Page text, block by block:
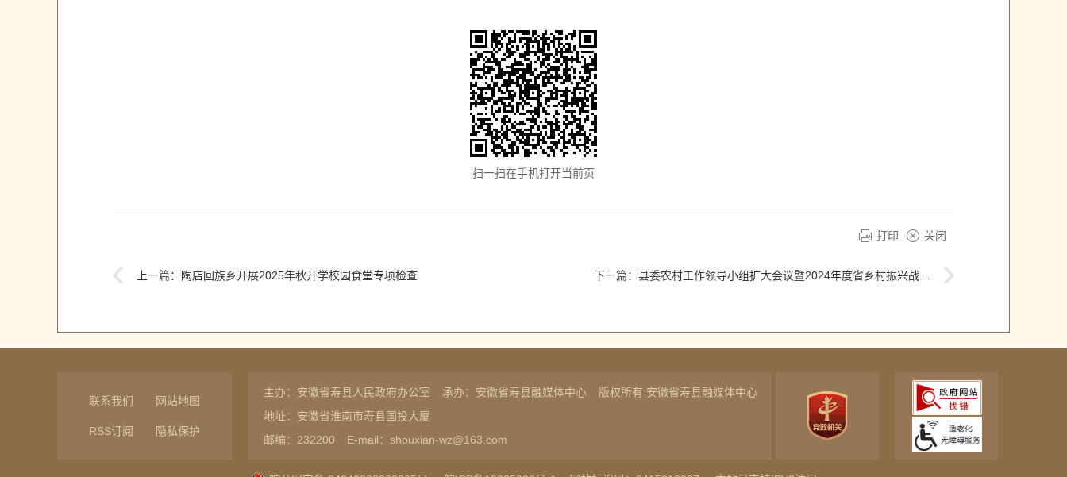
扫一扫在手机打开当前页
打印 关闭
上一篇： 陶店回族乡开展2025年秋开学校园食堂专项检查 下一篇： 县委农村工作领导小组扩大会议暨2024年度省乡村振兴战略实绩考核反馈问题整改工作会议召开
联系我们 网站地图
RSS订阅 隐私保护
主办：安徽省寿县人民政府办公室 承办：安徽省寿县融媒体中心
版权所有:安徽省寿县融媒体中心
地址：安徽省淮南市寿县国投大厦
邮编：232200
E-mail：shouxian-wz@163.com